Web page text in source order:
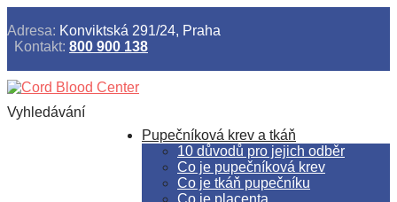
Adresa: Konviktská 291/24, Praha
Kontakt: 800 900 138
Pupečníková krev a tkáň
10 důvodů pro jejich odběr
Co je pupečníková krev
Co je tkáň pupečníku
Co je placenta
Vyhledávání